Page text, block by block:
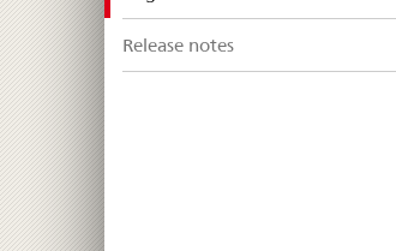
Release notes